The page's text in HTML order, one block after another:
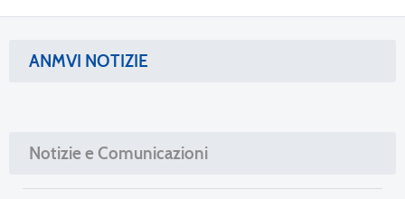
ANMVI NOTIZIE
Notizie e Comunicazioni